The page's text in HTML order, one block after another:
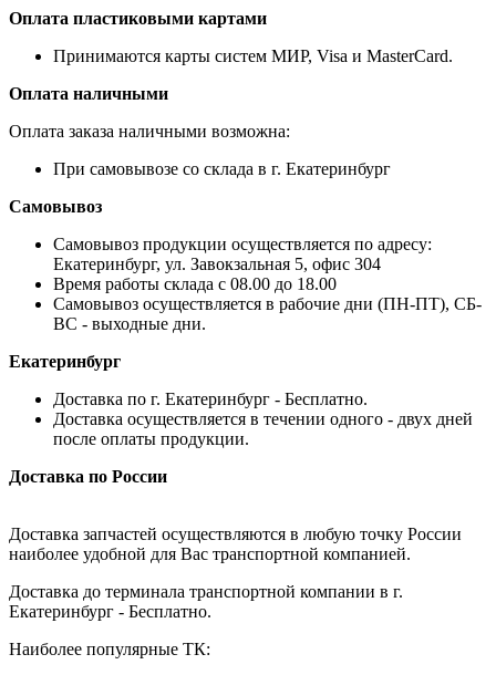
Оплата пластиковыми картами
Принимаются карты систем МИР, Visa и MasterCard.
Оплата наличными
Оплата заказа наличными возможна:
При самовывозе со склада в г. Екатеринбург
Самовывоз
Самовывоз продукции осуществляется по адресу:
Екатеринбург, ул. Завокзальная 5, офис 304
Время работы склада с 08.00 до 18.00
Самовывоз осуществляется в рабочие дни (ПН-ПТ), СБ-
ВС - выходные дни.
Екатеринбург
Доставка по г. Екатеринбург - Бесплатно.
Доставка осуществляется в течении одного - двух дней
после оплаты продукции.
Доставка по России
Доставка запчастей осуществляются в любую точку России
наиболее удобной для Вас транспортной компанией.
Доставка до терминала транспортной компании в г.
Екатеринбург - Бесплатно.
Наиболее популярные ТК: